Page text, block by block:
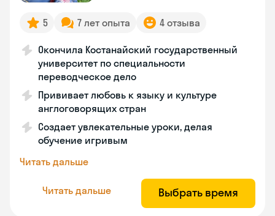
5 7 лет опыта 4 отзыва
Окончила Костанайский государственный
университет по специальности
переводческое дело
Прививает любовь к языку и культуре
англоговорящих стран
Создает увлекательные уроки, делая
обучение игривым
Читать дальше
Читать дальше Выбрать время